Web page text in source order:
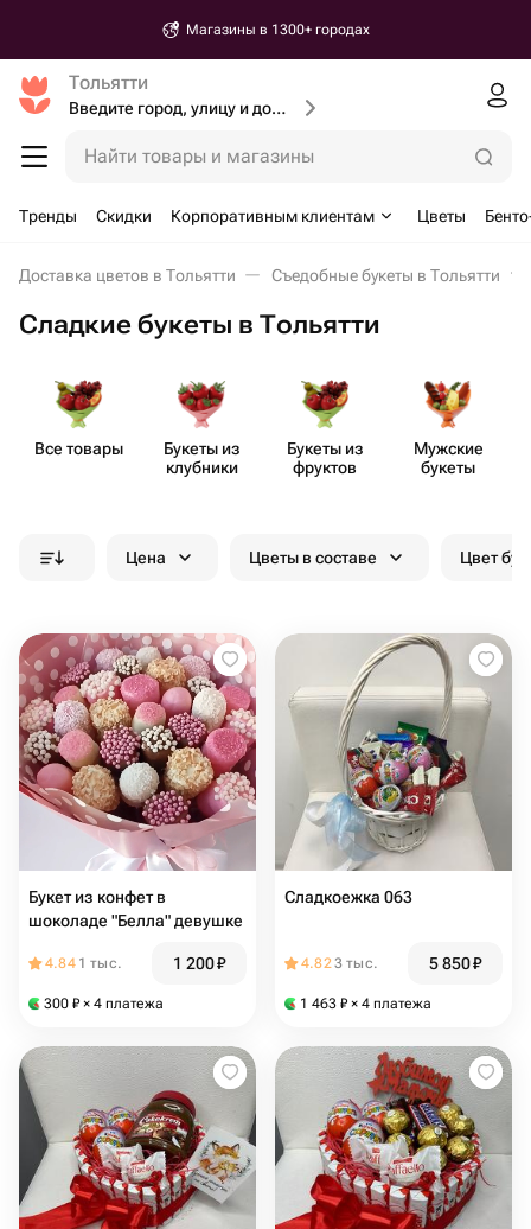
Магазины в 1300+ городах
Тольятти
Введите город, улицу и дом доставки
Найти товары и магазины
Тренды Скидки Корпоративным клиентам Цветы
Доставка цветов в Тольятти Съедобные букеты в Тольятти
Сладкие букеты в Тольятти
Все товары
Букеты из
клубники
Букеты из
фруктов
Мужские
букеты
Цена Цветы в составе Цвет
Букет из конфет в
шоколаде "Белла" девушке
4.84 1 тыс. 1 200₽
300 ₽ × 4 платежа
Сладкоежка 063
4.823 тыс. 5 850₽
1 463 ₽ × 4 платежа